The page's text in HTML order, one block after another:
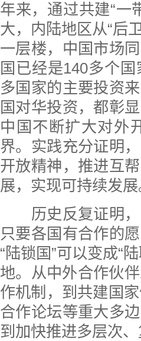
年来，通过共建“一
大，内陆地区从“后
一层楼，中国市场
国已经是140多个
多国家的主要投资
国对华投资，都彰
中国不断扩大对外
界。实践充分证明
开放精神，推进互
展，实现可持续发展
历史反复证明，
只要各国有合作的
“陆锁国”可以变成“
地。从中外合作伙
作机制，到共建国
合作论坛等重大多
到加快推进多层次